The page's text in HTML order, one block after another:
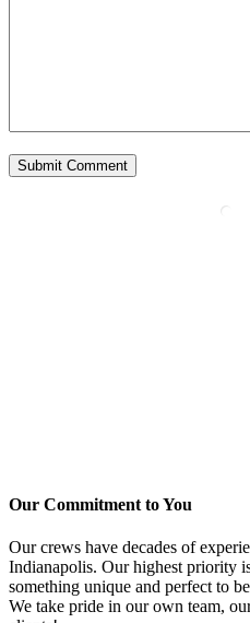
Our Commitment to You
Our crews have decades of
Indianapolis. Our highest priority
something unique and perfect to
We take pride in our own team,